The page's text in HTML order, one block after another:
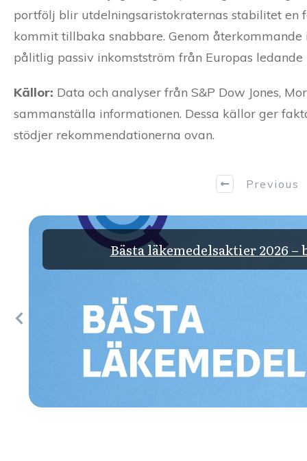
portfölj blir utdelningsaristokraternas stabilitet en
kommit tillbaka snabbare. Genom
pålitlig passiv inkomstström från Europas
Källor: Data och analyser från S&P Dow Jones,
sammanställa informationen. Dessa källor ger
stödjer rekommendationerna ovan.
Previous
Bästa läkemedelsaktier 2026